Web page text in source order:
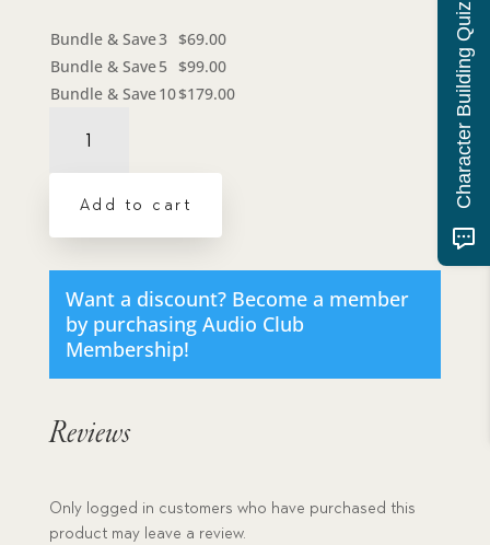
Bundle & Save3 $69.00
Bundle & Save5 $99.00
Bundle & Save10$179.00
Vistazo
Detr?
Tel?
n
(Spanish
Audio
Drama)
Audio
MP3
Add to cart
Want a discount? Become a member
by purchasing Audio Club
Membership!
Reviews
Only logged in customers who have purchased this
product may leave a review.
Character Building Quiz